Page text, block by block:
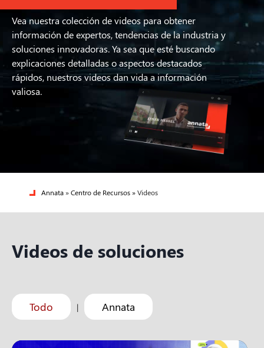
Vea nuestra colección de videos para obtener
información de expertos, tendencias de la industria y
soluciones innovadoras. Ya sea que esté buscando
explicaciones detalladas o aspectos destacados
rápidos, nuestros videos dan vida a información
valiosa.
Annata»Centro de Recursos »Videos
Videos de soluciones
Todo | Annata